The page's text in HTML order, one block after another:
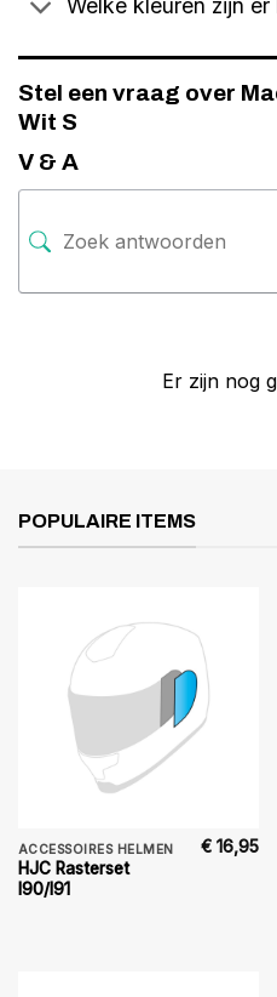
Welke kleuren zijn er
Stel een vraag over
Wit S
V & A
Er zijn nog
POPULAIRE ITEMS
ACCESSOIRES HELMEN
HJC Rasterset
I90/I91
€ 16,95